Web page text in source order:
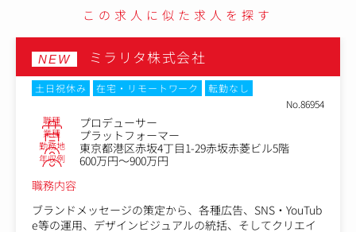
この求人に似た求人を探す
NEW ミラリタ株式会社
土日祝休み 在宅・リモートワーク
転勤なし
No.86954
職種 プロデューサー
業種 プラットフォーマー
勤務地 東京都港区赤坂4丁目1-29赤坂赤菱ビル5階
年収例
600万円～900万円
職務内容
ブランドメッセージの策定から、各種広告、SNS・YouTub
e等の運用、デザインビジュアルの統括、そしてクリエイ